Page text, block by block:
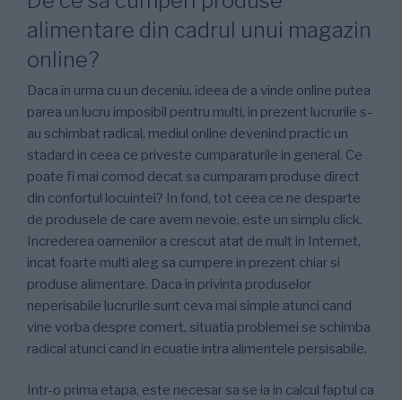
alimentare din cadrul unui magazin
online?
Daca in urma cu un deceniu, ideea de a vinde online putea
parea un lucru imposibil pentru multi, in prezent lucrurile s-
au schimbat radical, mediul online devenind practic un
stadard in ceea ce priveste cumparaturile in general. Ce
poate fi mai comod decat sa cumparam produse direct
din confortul locuintei? In fond, tot ceea ce ne desparte
de produsele de care avem nevoie, este un simplu click.
Increderea oamenilor a crescut atat de mult in Internet,
incat foarte multi aleg sa cumpere in prezent chiar si
produse alimentare. Daca in privinta produselor
neperisabile lucrurile sunt ceva mai simple atunci cand
vine vorba despre comert, situatia problemei se schimba
radical atunci cand in ecuatie intra alimentele persisabile.
Intr-o prima etapa, este necesar sa se ia in calcul faptul ca